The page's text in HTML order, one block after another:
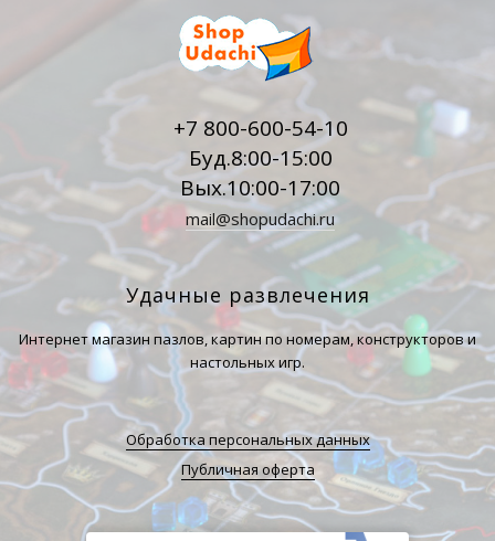
+7 800-600-54-10
Буд.8:00-15:00
Вых.10:00-17:00
mail@shopudachi.ru
Удачные развлечения
Интернет магазин пазлов, картин по номерам, конструкторов и
настольных игр.
Обработка персональных данных
Публичная оферта